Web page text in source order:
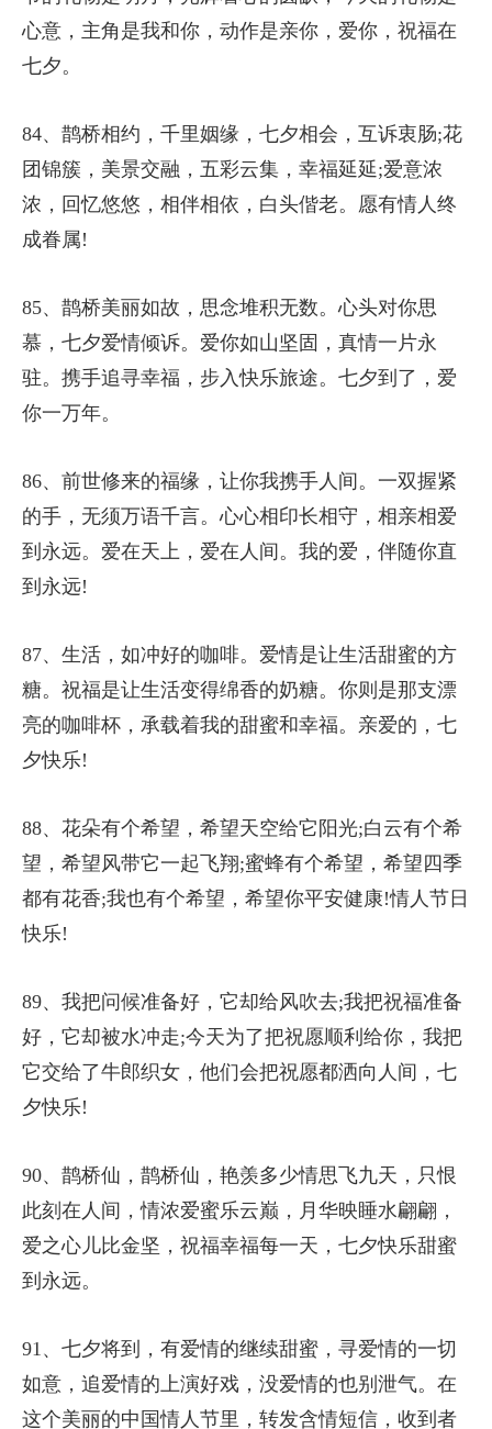
心意，主角是我和你，动作是亲你，爱你，祝福在
七夕。
84、鹊桥相约，千里姻缘，七夕相会，互诉衷肠;花
团锦簇，美景交融，五彩云集，幸福延延;爱意浓
浓，回忆悠悠，相伴相依，白头偕老。愿有情人终
成眷属!
85、鹊桥美丽如故，思念堆积无数。心头对你思
慕，七夕爱情倾诉。爱你如山坚固，真情一片永
驻。携手追寻幸福，步入快乐旅途。七夕到了，爱
你一万年。
86、前世修来的福缘，让你我携手人间。一双握紧
的手，无须万语千言。心心相印长相守，相亲相爱
到永远。爱在天上，爱在人间。我的爱，伴随你直
到永远!
87、生活，如冲好的咖啡。爱情是让生活甜蜜的方
糖。祝福是让生活变得绵香的奶糖。你则是那支漂
亮的咖啡杯，承载着我的甜蜜和幸福。亲爱的，七
夕快乐!
88、花朵有个希望，希望天空给它阳光;白云有个希
望，希望风带它一起飞翔;蜜蜂有个希望，希望四季
都有花香;我也有个希望，希望你平安健康!情人节日
快乐!
89、我把问候准备好，它却给风吹去;我把祝福准备
好，它却被水冲走;今天为了把祝愿顺利给你，我把
它交给了牛郎织女，他们会把祝愿都洒向人间，七
夕快乐!
90、鹊桥仙，鹊桥仙，艳羡多少情思飞九天，只恨
此刻在人间，情浓爱蜜乐云巅，月华映睡水翩翩，
爱之心儿比金坚，祝福幸福每一天，七夕快乐甜蜜
到永远。
91、七夕将到，有爱情的继续甜蜜，寻爱情的一切
如意，追爱情的上演好戏，没爱情的也别泄气。在
这个美丽的中国情人节里，转发含情短信，收到者